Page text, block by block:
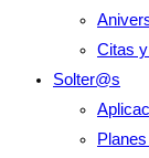
Citas
Solter@s